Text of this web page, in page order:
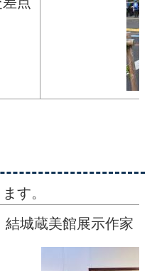
す。
結城蔵美館展示作家